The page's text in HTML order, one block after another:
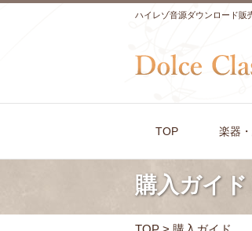
ハイレゾ音源ダウンロード販
TOP 楽器
購入ガイド